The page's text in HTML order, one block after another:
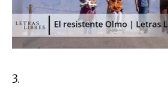
3.